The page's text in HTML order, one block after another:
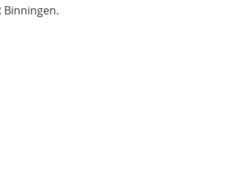
Binningen.